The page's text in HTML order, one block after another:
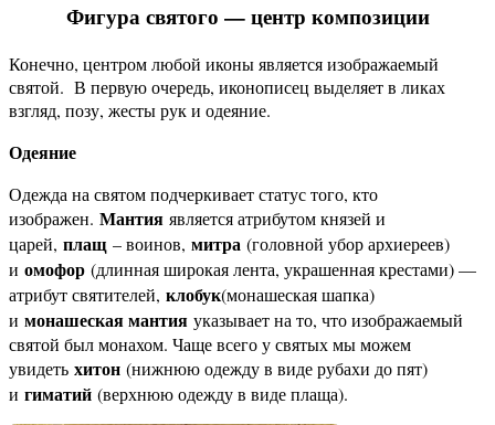
Фигура святого — центр композиции
Конечно, центром любой иконы является изображаемый
святой. В первую очередь, иконописец выделяет в ликах
взгляд, позу, жесты рук и одеяние.
Одеяние
Одежда на святом подчеркивает статус того, кто
изображен. Мантия является атрибутом князей и
царей, плащ – воинов, митра (головной убор архиереев)
и омофор (длинная широкая лента, украшенная крестами) —
атрибут святителей, клобук(монашеская шапка)
и монашеская мантия указывает на то, что изображаемый
святой был монахом. Чаще всего у святых мы можем
увидеть хитон (нижнюю одежду в виде рубахи до пят)
и гиматий (верхнюю одежду в виде плаща).